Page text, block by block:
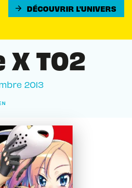
arrow_forward DÉCOUVRIR L'UNIVERS
X T02
2013